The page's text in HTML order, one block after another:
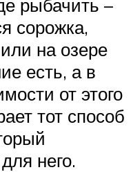
рыбачить –
сорожка,
на озере
есть, а в
от этого
тот способ
него.